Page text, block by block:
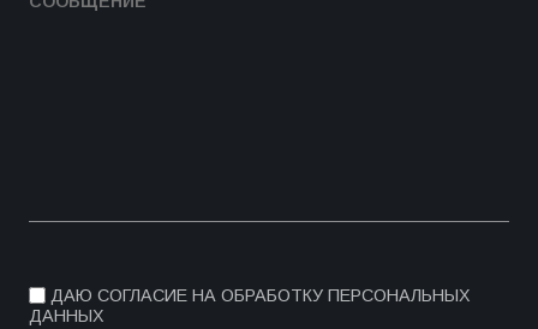
ДАЮ СОГЛАСИЕ НА ОБРАБОТКУ ПЕРСОНАЛЬНЫХ
ДАННЫХ